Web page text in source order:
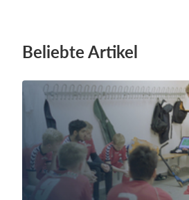
Beliebte Artikel